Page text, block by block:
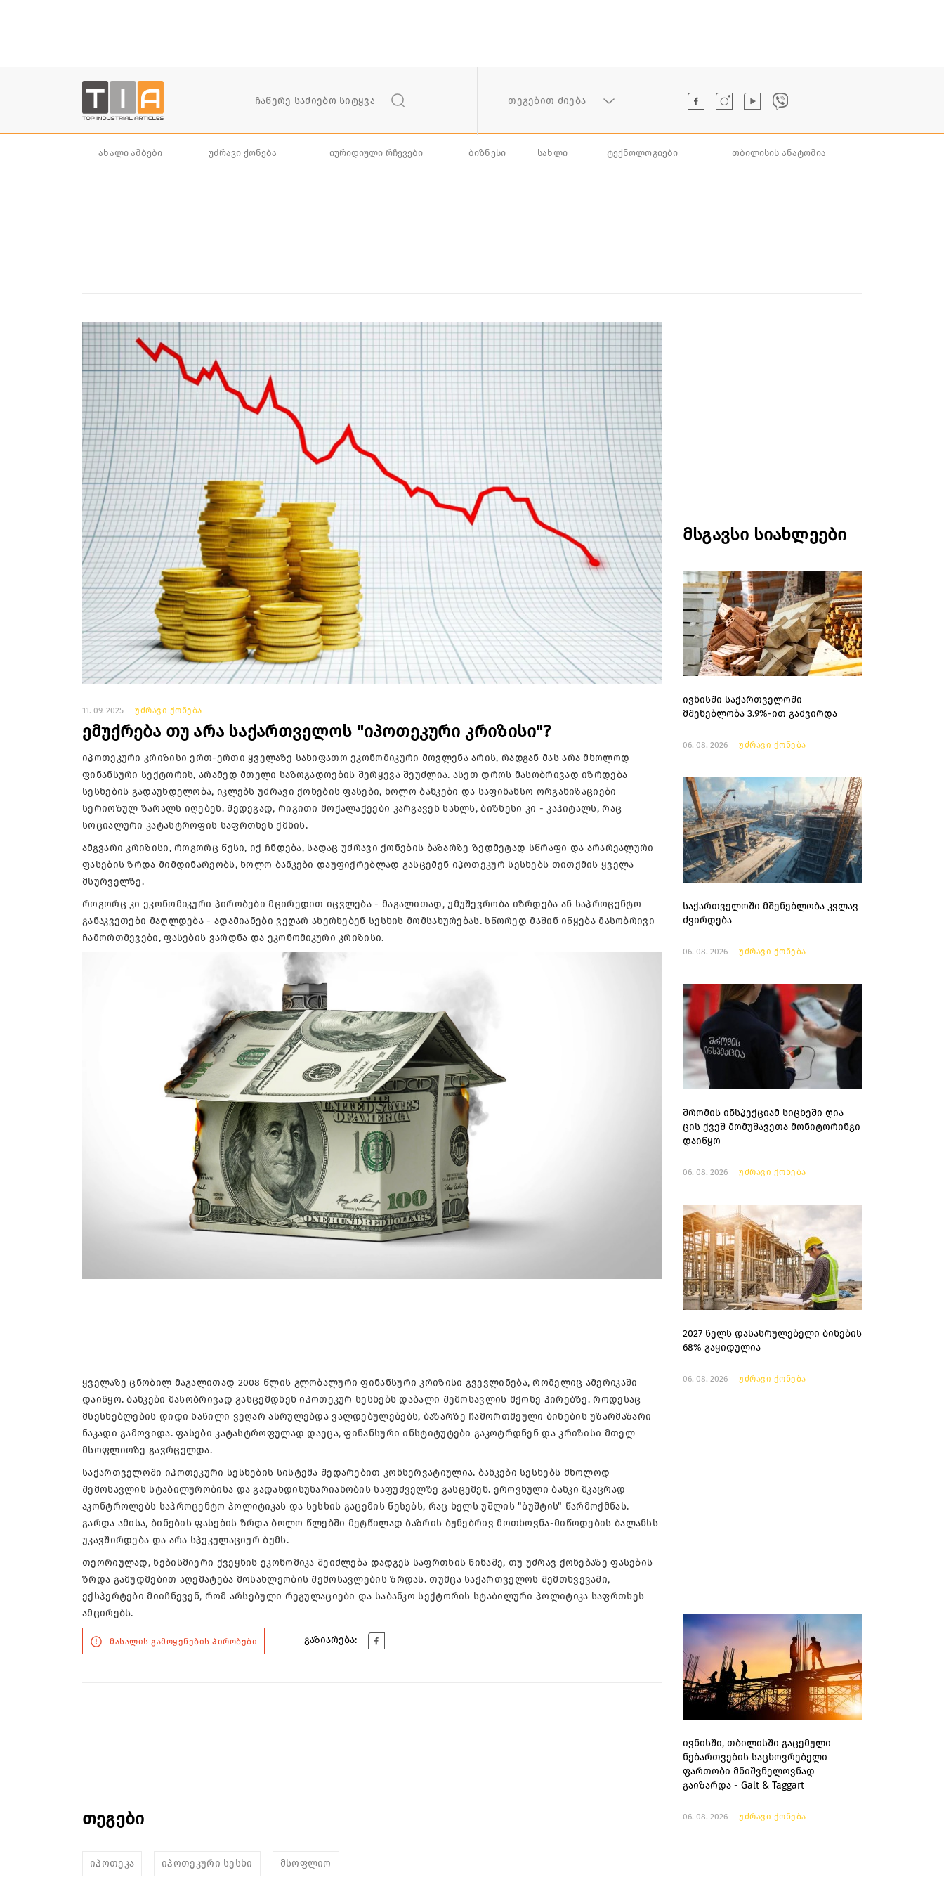
თეგებით ძიება
ახალი ამბები უძრავი ქონება იურიდიული რჩევები ბიზნესი სახლი ტექნოლოგიები თბილისის ანატომია
11. 09. 2025 უძრავი ქონება
ემუქრება თუ არა საქართველოს "იპოთეკური კრიზისი"?
იპოთეკური კრიზისი ერთ-ერთი ყველაზე სახიფათო ეკონომიკური მოვლენა არის, რადგან მას არა მხოლოდ
ფინანსური სექტორის, არამედ მთელი საზოგადოების შერყევა შეუძლია. ასეთ დროს მასობრივად იზრდება
სესხების გადაუხდელობა, იკლებს უძრავი ქონების ფასები, ხოლო ბანკები და საფინანსო ორგანიზაციები
სერიოზულ ზარალს იღებენ. შედეგად, რიგითი მოქალაქეები კარგავენ სახლს, ბიზნესი კი - კაპიტალს, რაც
სოციალური კატასტროფის საფრთხეს ქმნის.
ამგვარი კრიზისი, როგორც წესი, იქ ჩნდება, სადაც უძრავი ქონების ბაზარზე ზედმეტად სწრაფი და არარეალური
ფასების ზრდა მიმდინარეობს, ხოლო ბანკები დაუფიქრებლად გასცემენ იპოთეკურ სესხებს თითქმის ყველა
მსურველზე.
როგორც კი ეკონომიკური პირობები მცირედით იცვლება - მაგალითად, უმუშევრობა იზრდება ან საპროცენტო
განაკვეთები მაღლდება - ადამიანები ვეღარ ახერხებენ სესხის მომსახურებას. სწორედ მაშინ იწყება მასობრივი
ჩამორთმევები, ფასების ვარდნა და ეკონომიკური კრიზისი.
ყველაზე ცნობილ მაგალითად 2008 წლის გლობალური ფინანსური კრიზისი გვევლინება, რომელიც ამერიკაში
დაიწყო. ბანკები მასობრივად გასცემდნენ იპოთეკურ სესხებს დაბალი შემოსავლის მქონე პირებზე. როდესაც
მსესხებლების დიდი ნაწილი ვეღარ ასრულებდა ვალდებულებებს, ბაზარზე ჩამორთმეული ბინების უზარმაზარი
ნაკადი გამოვიდა. ფასები კატასტროფულად დაეცა, ფინანსური ინსტიტუტები გაკოტრდნენ და კრიზისი მთელ
მსოფლიოზე გავრცელდა.
საქართველოში იპოთეკური სესხების სისტემა შედარებით კონსერვატიულია. ბანკები სესხებს მხოლოდ
შემოსავლის სტაბილურობისა და გადახდისუნარიანობის საფუძველზე გასცემენ. ეროვნული ბანკი მკაცრად
აკონტროლებს საპროცენტო პოლიტიკას და სესხის გაცემის წესებს, რაც ხელს უშლის "ბუშტის" წარმოქმნას.
გარდა ამისა, ბინების ფასების ზრდა ბოლო წლებში მეტწილად ბაზრის ბუნებრივ მოთხოვნა-მიწოდების ბალანსს
უკავშირდება და არა სპეკულაციურ ბუმს.
თეორიულად, ნებისმიერი ქვეყნის ეკონომიკა შეიძლება დადგეს საფრთხის წინაშე, თუ უძრავ ქონებაზე ფასების
ზრდა გამუდმებით აღემატება მოსახლეობის შემოსავლების ზრდას. თუმცა საქართველოს შემთხვევაში,
ექსპერტები მიიჩნევენ, რომ არსებული რეგულაციები და საბანკო სექტორის სტაბილური პოლიტიკა საფრთხეს
ამცირებს.
მასალის გამოყენების პირობები გაზიარება:
თეგები
იპოთეკა იპოთეკური სესხი მსოფლიო
მსგავსი სიახლეები
ივნისში საქართველოში
მშენებლობა 3.9%-ით გაძვირდა
06. 08. 2026 უძრავი ქონება
საქართველოში მშენებლობა კვლავ
ძვირდება
06. 08. 2026 უძრავი ქონება
შრომის ინსპექციამ სიცხეში ღია
ცის ქვეშ მომუშავეთა მონიტორინგი
დაიწყო
06. 08. 2026 უძრავი ქონება
2027 წელს დასასრულებელი ბინების
68% გაყიდულია
06. 08. 2026 უძრავი ქონება
ივნისში, თბილისში გაცემული
ნებართვების საცხოვრებელი
ფართობი მნიშვნელოვნად
გაიზარდა - Galt & Taggart
06. 08. 2026 უძრავი ქონება